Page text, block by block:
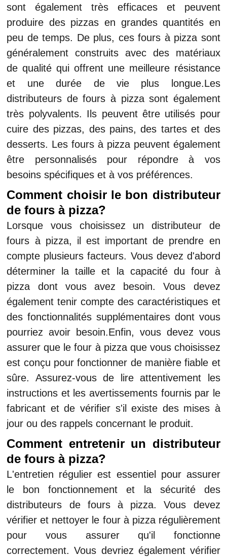
sont également très efficaces et peuvent
produire des pizzas en grandes quantités en
peu de temps. De plus, ces fours à pizza sont
généralement construits avec des matériaux
de qualité qui offrent une meilleure résistance
et une durée de vie plus longue.Les
distributeurs de fours à pizza sont également
très polyvalents. Ils peuvent être utilisés pour
cuire des pizzas, des pains, des tartes et des
desserts. Les fours à pizza peuvent également
être personnalisés pour répondre à vos
besoins spécifiques et à vos préférences.
Comment choisir le bon distributeur
de fours à pizza?
Lorsque vous choisissez un distributeur de
fours à pizza, il est important de prendre en
compte plusieurs facteurs. Vous devez d'abord
déterminer la taille et la capacité du four à
pizza dont vous avez besoin. Vous devez
également tenir compte des caractéristiques et
des fonctionnalités supplémentaires dont vous
pourriez avoir besoin.Enfin, vous devez vous
assurer que le four à pizza que vous choisissez
est conçu pour fonctionner de manière fiable et
sûre. Assurez-vous de lire attentivement les
instructions et les avertissements fournis par le
fabricant et de vérifier s'il existe des mises à
jour ou des rappels concernant le produit.
Comment entretenir un distributeur
de fours à pizza?
L'entretien régulier est essentiel pour assurer
le bon fonctionnement et la sécurité des
distributeurs de fours à pizza. Vous devez
vérifier et nettoyer le four à pizza régulièrement
pour vous assurer qu'il fonctionne
correctement. Vous devriez également vérifier